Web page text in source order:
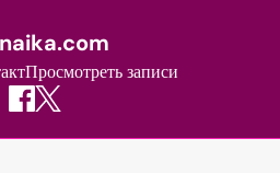
Просмотреть записи